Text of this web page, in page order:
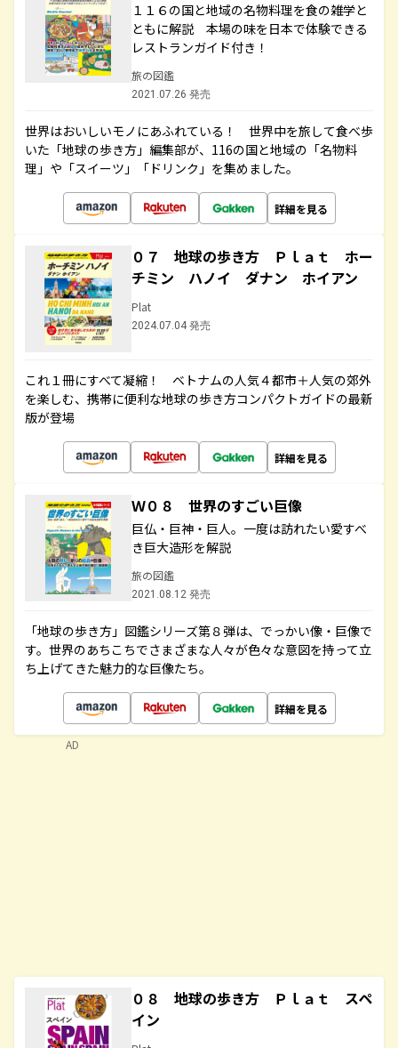
１１６の国と地域の名物料理を食の雑学と
ともに解説 本場の味を日本で体験できる
レストランガイド付き！
旅の図鑑
2021.07.26 発売
世界はおいしいモノにあふれている！ 世界中を旅して食べ歩
いた「地球の歩き方」編集部が、116の国と地域の「名物料
理」や「スイーツ」「ドリンク」を集めました。
詳細を見る
０７ 地球の歩き方 Ｐｌａｔ ホー
チミン ハノイ ダナン ホイアン
Plat
2024.07.04 発売
これ１冊にすべて凝縮！ ベトナムの人気４都市＋人気の郊外
を楽しむ、携帯に便利な地球の歩き方コンパクトガイドの最新
版が登場
詳細を見る
Ｗ０８ 世界のすごい巨像
巨仏・巨神・巨人。一度は訪れたい愛すべ
き巨大造形を解説
旅の図鑑
2021.08.12 発売
「地球の歩き方」図鑑シリーズ第８弾は、でっかい像・巨像で
す。世界のあちこちでさまざまな人々が色々な意図を持って立
ち上げてきた魅力的な巨像たち。
詳細を見る
０８ 地球の歩き方 Ｐｌａｔ スペ
イン
AD